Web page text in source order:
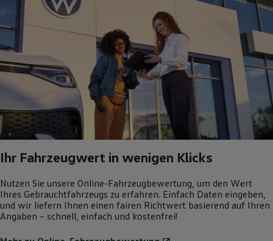
Ihr Fahrzeugwert in wenigen Klicks
Nutzen Sie unsere Online-Fahrzeugbewertung, um den Wert
Ihres Gebrauchtfahrzeugs zu erfahren. Einfach Daten eingeben,
und wir liefern Ihnen einen fairen Richtwert basierend auf Ihren
Angaben – schnell, einfach und kostenfrei!